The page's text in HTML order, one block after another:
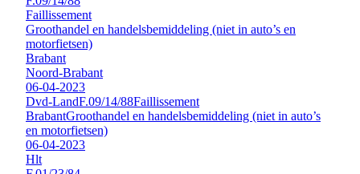
Faillissement
Groothandel en handelsbemiddeling (niet in auto’s en
motorfietsen)
Brabant
Noord-Brabant
06-04-2023
Dvd-LandF.09/14/88Faillissement
BrabantGroothandel en handelsbemiddeling (niet in auto’s
en motorfietsen)
06-04-2023
Hlt